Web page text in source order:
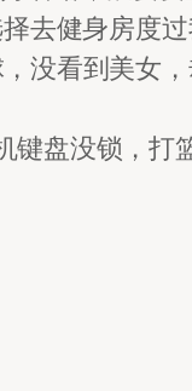
去健身房度过
没看到美女
盘没锁，打